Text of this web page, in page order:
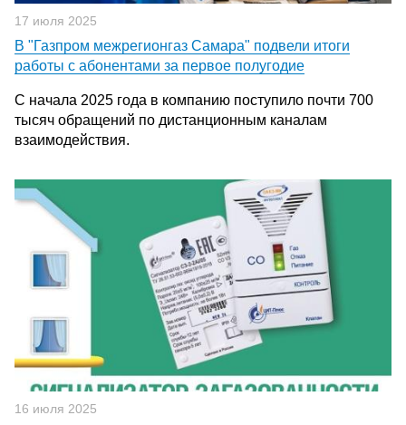
17 июля 2025
В "Газпром межрегионгаз Самара" подвели итоги
работы с абонентами за первое полугодие
С начала 2025 года в компанию поступило почти 700
тысяч обращений по дистанционным каналам
взаимодействия.
16 июля 2025